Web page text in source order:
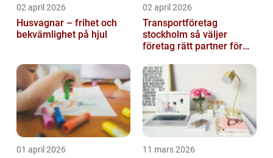
02 april 2026
Husvagnar – frihet och
bekvämlighet på hjul
02 april 2026
Transportföretag
stockholm så väljer
företag rätt partner för
01 april 2026 11 mars 2026